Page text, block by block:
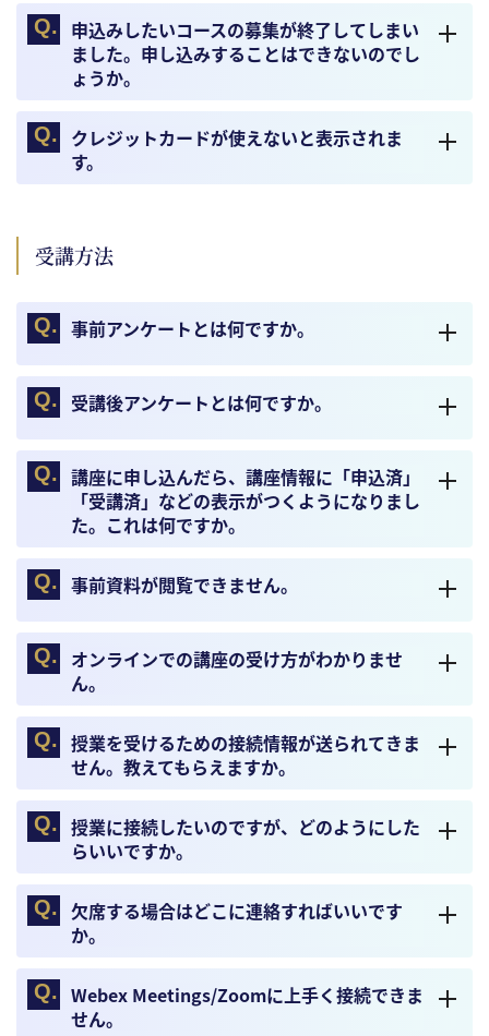
申込みしたいコースの募集が終了してしまい
ました。申し込みすることはできないのでし
ょうか。
クレジットカードが使えないと表示されま
す。
受講方法
事前アンケートとは何ですか。
受講後アンケートとは何ですか。
講座に申し込んだら、講座情報に「申込済」
「受講済」などの表示がつくようになりまし
た。これは何ですか。
事前資料が閲覧できません。
オンラインでの講座の受け方がわかりませ
ん。
授業を受けるための接続情報が送られてきま
せん。教えてもらえますか。
授業に接続したいのですが、どのようにした
らいいですか。
欠席する場合はどこに連絡すればいいです
か。
Webex Meetings/Zoomに上手く接続できま
せん。